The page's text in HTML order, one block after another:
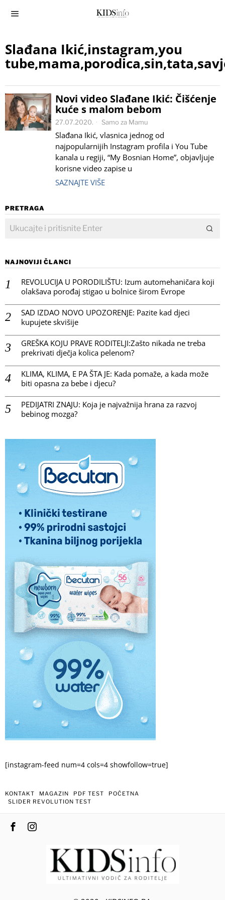
Slađana Ikić,instagram,you
Novi video Slađane Ikić: Čišćenje
kuće s malom bebom
27.07.2020. Samo za Mamu
Slađana Ikić, vlasnica jednog od
najpopularnijih Instagram profila i You Tube
kanala u regiji, “My Bosnian Home”, objavljuje
korisne video zapise u
SAZNAJTE VIŠE
PRETRAGA
NAJNOVIJI ČLANCI
REVOLUCIJA U PORODILIŠTU: Izum automehaničara koji
olakšava porođaj stigao u bolnice širom Evrope
SAD IZDAO NOVO UPOZORENJE: Pazite kad djeci
kupujete skvišije
GREŠKA KOJU PRAVE RODITELJI:Zašto nikada ne treba
prekrivati dječja kolica pelenom?
KLIMA, KLIMA, E PA ŠTA JE: Kada pomaže, a kada može
biti opasna za bebe i djecu?
PEDIJATRI ZNAJU: Koja je najvažnija hrana za razvoj
bebinog mozga?
[instagram-feed num=4 cols=4 showfollow=true]
KONTAKT MAGAZIN PDF TEST
POČETNA
SLIDER REVOLUTION TEST